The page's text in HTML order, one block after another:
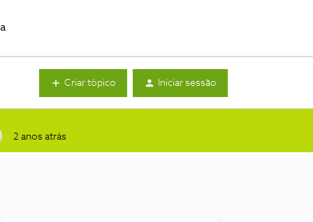
Criar tópico Iniciar sessão
2 anos atrás